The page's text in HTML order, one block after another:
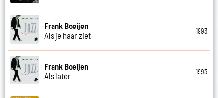
Frank Boeijen
Als je haar ziet
1993
Frank Boeijen
Als later
1993